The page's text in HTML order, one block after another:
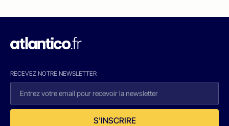
RECEVEZ NOTRE NEWSLETTER
S'INSCRIRE